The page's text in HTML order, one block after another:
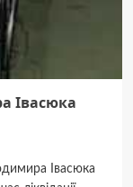
Івасюка
Івасюка